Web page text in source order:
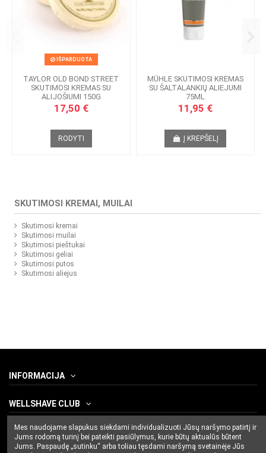
IŠPARDUOTA
TAYLOR OLD BOND STREET
SKUTIMOSI KREMAS SU
ALIJOŠIUMI 150G
17,50 €
RODYTI
MÜHLE SKUTIMOSI KREMAS
SU ŠALTALANKIŲ ALIEJUMI
75ML
11,95 €
Į KREPŠELĮ
SKUTIMOSI KREMAI, MUILAI
Skutimosi kremai
Skutimosi muilai
Skutimosi pieštukai
Skutimosi geliai
Skutimosi putos
Skutimosi aliejus
INFORMACIJA
WELLSHAVE CLUB
SUSISIEKITE SU MUMIS
Mes naudojame slapukus siekdami individualizuoti Jūsų naršymo patirtį ir
Jums rodomą turinį bei pateikti pasiūlymus, kurie būtų aktualūs būtent
Jums. Paspaudę „sutinku“ arba toliau tęsdami naršymą svetainėje Jūs